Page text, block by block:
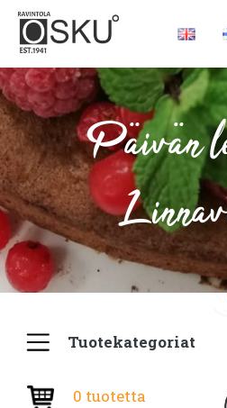
Päivän
Tuotekategoriat
0 tuotetta